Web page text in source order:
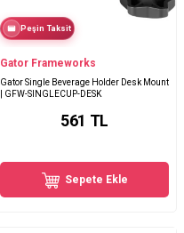
Peşin Taksit
Gator Frameworks
Gator Single Beverage Holder Desk Mount
| GFW-SINGLECUP-DESK
561 TL
Sepete Ekle